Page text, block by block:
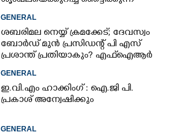
GENERAL
ശബരിമല നെയ്യ് ക്രമക്കേട്; ദേവസ്വം
ബോർഡ് മുൻ പ്രസിഡന്റ് പി എസ്
പ്രശാന്ത് പ്രതിയാകും? എഫ്ഐആർ
GENERAL
ഇ.വി.എം ഹാക്കിംഗ് : ഐ.ജി പി.
പ്രകാശ് അന്വേഷിക്കും
GENERAL